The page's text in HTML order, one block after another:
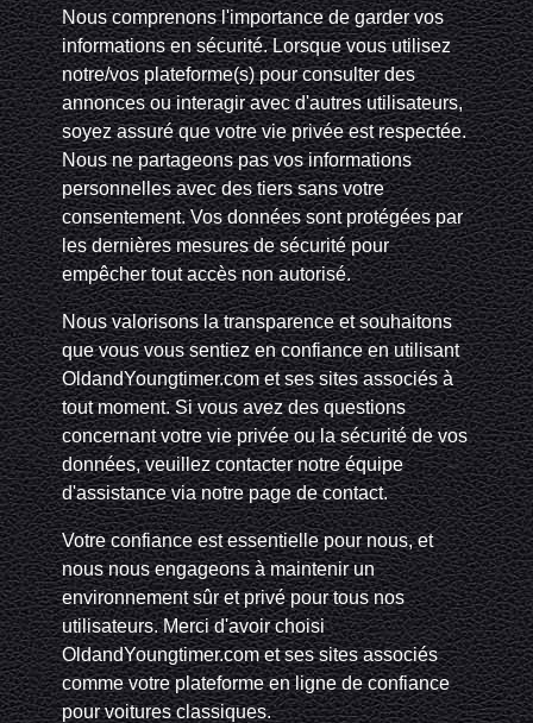
Nous comprenons l'importance de garder vos
informations en sécurité. Lorsque vous utilisez
notre/vos plateforme(s) pour consulter des
annonces ou interagir avec d'autres utilisateurs,
soyez assuré que votre vie privée est respectée.
Nous ne partageons pas vos informations
personnelles avec des tiers sans votre
consentement. Vos données sont protégées par
les dernières mesures de sécurité pour
empêcher tout accès non autorisé.
Nous valorisons la transparence et souhaitons
que vous vous sentiez en confiance en utilisant
OldandYoungtimer.com et ses sites associés à
tout moment. Si vous avez des questions
concernant votre vie privée ou la sécurité de vos
données, veuillez contacter notre équipe
d'assistance via notre page de contact.
Votre confiance est essentielle pour nous, et
nous nous engageons à maintenir un
environnement sûr et privé pour tous nos
utilisateurs. Merci d'avoir choisi
OldandYoungtimer.com et ses sites associés
comme votre plateforme en ligne de confiance
pour voitures classiques.